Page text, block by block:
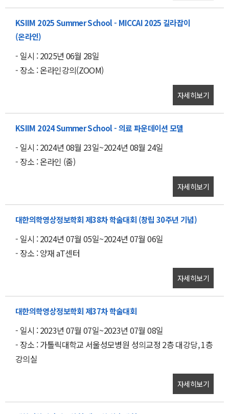
KSIIM 2025 Summer School - MICCAI 2025 길라잡이
(온라인)
- 일시 : 2025년 06월 28일
- 장소 : 온라인강의(ZOOM)
자세히보기
KSIIM 2024 Summer School - 의료 파운데이션 모델
- 일시 : 2024년 08월 23일~2024년 08월 24일
- 장소 : 온라인 (줌)
자세히보기
대한의학영상정보학회 제38차 학술대회 (창립 30주년 기념)
- 일시 : 2024년 07월 05일~2024년 07월 06일
- 장소 : 양재 aT센터
자세히보기
대한의학영상정보학회 제37차 학술대회
- 일시 : 2023년 07월 07일~2023년 07월 08일
- 장소 : 가톨릭대학교 서울성모병원 성의교정 2층 대강당, 1층
강의실
자세히보기